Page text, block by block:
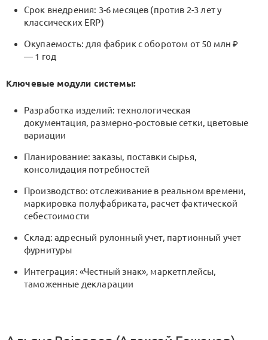
Срок внедрения: 3-6 месяцев (против 2-3 лет у
классических ERP)
Окупаемость: для фабрик с оборотом от 50 млн ₽
— 1 год
Ключевые модули системы:
Разработка изделий: технологическая
документация, размерно-ростовые сетки, цветовые
вариации
Планирование: заказы, поставки сырья,
консолидация потребностей
Производство: отслеживание в реальном времени,
маркировка полуфабриката, расчет фактической
себестоимости
Склад: адресный рулонный учет, партионный учет
фурнитуры
Интеграция: «Честный знак», маркетплейсы,
таможенные декларации